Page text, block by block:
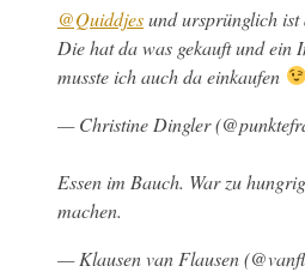
@Quiddjesund ursprünglich ist
Die hat da was gekauft und ein
musste ich auch da einkaufen
— Chris­tine Din­gler
Essen im Bauch. War zu
machen.
— Klausen van Flausen